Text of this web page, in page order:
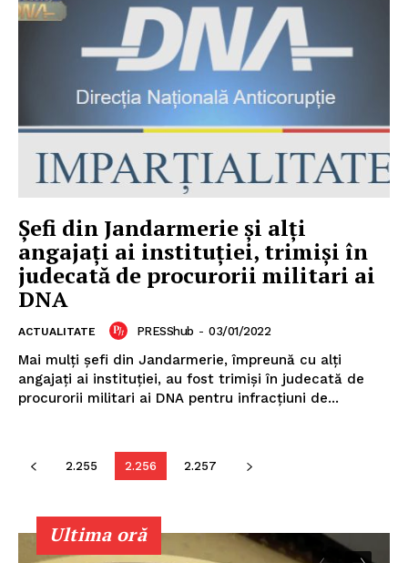
Un proiect
FREEDOM HOUSE ROMÂNIA
PRESShub
Despre noi / Echipa
Proiecte editoriale
Șefi din Jandarmerie și alți
angajați ai instituției, trimiși în
judecată de procurorii militari ai
DNA
ACTUALITATE PRESShub - 03/01/2022
Mai mulți șefi din Jandarmerie, împreună cu alți
angajați ai instituției, au fost trimiși în judecată de
procurorii militari ai DNA pentru infracțiuni de...
2.255 2.256 2.257
Ultima oră